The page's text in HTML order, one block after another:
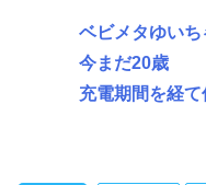
ベビメタゆい
今まだ20歳
充電期間を経